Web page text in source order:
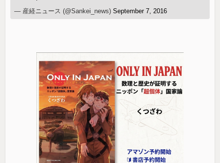
— 産経ニュース (@Sankei_news)September 7, 2016